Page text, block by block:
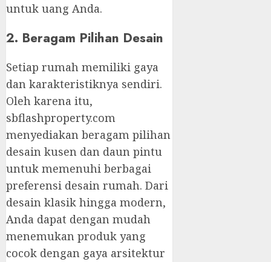
untuk uang Anda.
2. Beragam Pilihan Desain
Setiap rumah memiliki gaya
dan karakteristiknya sendiri.
Oleh karena itu,
sbflashproperty.com
menyediakan beragam pilihan
desain kusen dan daun pintu
untuk memenuhi berbagai
preferensi desain rumah. Dari
desain klasik hingga modern,
Anda dapat dengan mudah
menemukan produk yang
cocok dengan gaya arsitektur